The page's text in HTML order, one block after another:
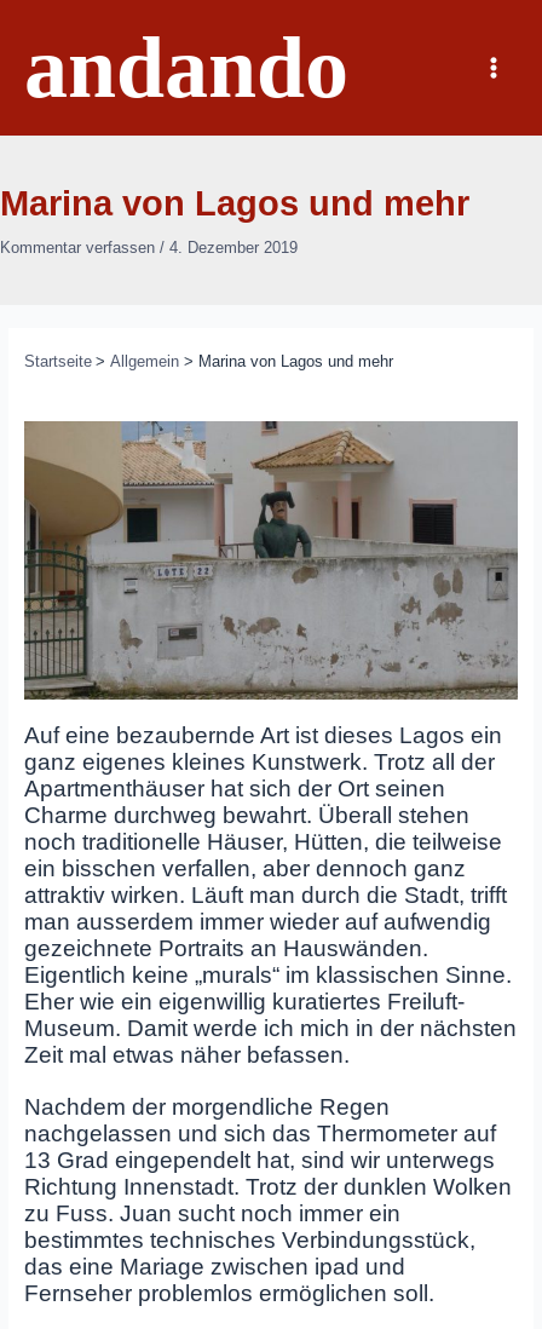
springenandando
Main
Menu
Marina von Lagos und mehr
Kommentar verfassen / 4. Dezember 2019
Startseite Allgemein Marina von Lagos und mehr
Auf eine bezaubernde Art ist dieses Lagos ein
ganz eigenes kleines Kunstwerk. Trotz all der
Apartmenthäuser hat sich der Ort seinen
Charme durchweg bewahrt. Überall stehen
noch traditionelle Häuser, Hütten, die teilweise
ein bisschen verfallen, aber dennoch ganz
attraktiv wirken. Läuft man durch die Stadt, trifft
man ausserdem immer wieder auf aufwendig
gezeichnete Portraits an Hauswänden.
Eigentlich keine „murals“ im klassischen Sinne.
Eher wie ein eigenwillig kuratiertes Freiluft-
Museum. Damit werde ich mich in der nächsten
Zeit mal etwas näher befassen.
Nachdem der morgendliche Regen
nachgelassen und sich das Thermometer auf
13 Grad eingependelt hat, sind wir unterwegs
Richtung Innenstadt. Trotz der dunklen Wolken
zu Fuss. Juan sucht noch immer ein
bestimmtes technisches Verbindungsstück,
das eine Mariage zwischen ipad und
Fernseher problemlos ermöglichen soll.